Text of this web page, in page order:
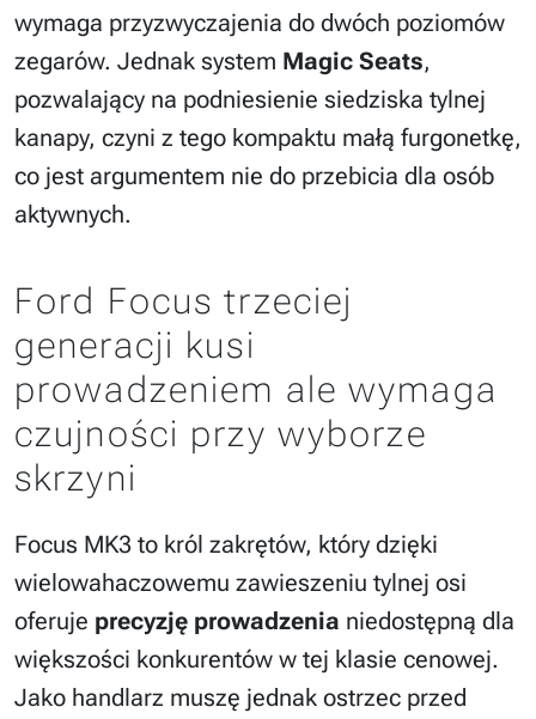
wymaga przyzwyczajenia do dwóch poziomów
zegarów. Jednak system Magic Seats,
pozwalający na podniesienie siedziska tylnej
kanapy, czyni z tego kompaktu małą furgonetkę,
co jest argumentem nie do przebicia dla osób
aktywnych.
Ford Focus trzeciej
generacji kusi
prowadzeniem ale wymaga
czujności przy wyborze
skrzyni
Focus MK3 to król zakrętów, który dzięki
wielowahaczowemu zawieszeniu tylnej osi
oferuje precyzję prowadzenia niedostępną dla
większości konkurentów w tej klasie cenowej.
Jako handlarz muszę jednak ostrzec przed